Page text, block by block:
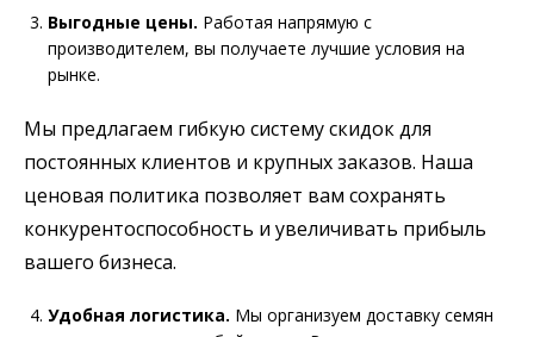
Выгодные цены. Работая напрямую с
производителем, вы получаете лучшие условия на
рынке.
Мы предлагаем гибкую систему скидок для
постоянных клиентов и крупных заказов. Наша
ценовая политика позволяет вам сохранять
конкурентоспособность и увеличивать прибыль
вашего бизнеса.
Удобная логистика. Мы организуем доставку семян